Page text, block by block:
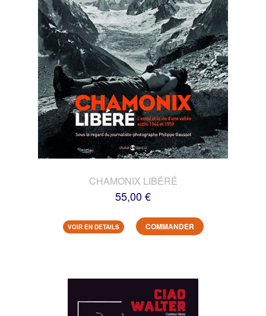
CHAMONIX LIBÉRÉ
55,00 €
VOIR EN DETAILS COMMANDER